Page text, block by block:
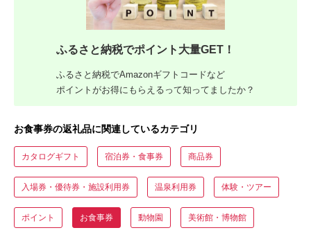
ふるさと納税でポイント大量GET！
ふるさと納税でAmazonギフトコードなど
ポイントがお得にもらえるって知ってましたか？
お食事券の返礼品に関連しているカテゴリ
カタログギフト 宿泊券・食事券 商品券
入場券・優待券・施設利用券 温泉利用券 体験・ツアー
ポイント お食事券 動物園 美術館・博物館